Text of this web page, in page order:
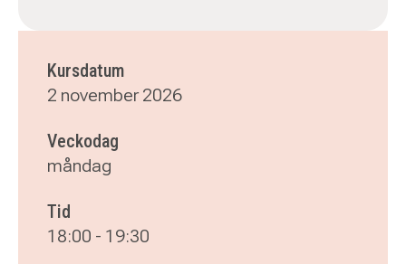
Kursdatum
2 november 2026
Veckodag
måndag
Tid
18:00 - 19:30